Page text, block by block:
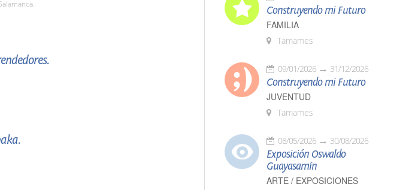
Construyendo mi Futuro
FAMILIA
Tamames
09/01/2026 31/12/2026
Construyendo mi Futuro
JUVENTUD
Tamames
08/05/2026 30/08/2026
Exposición Oswaldo
Guayasamín
ARTE / EXPOSICIONES